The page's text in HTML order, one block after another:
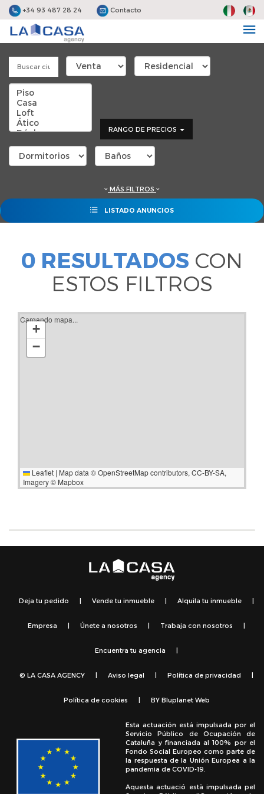
+34 93 487 28 24 Contacto
RANGO DE PRECIOS
MÁS FILTROS
LISTADO ANUNCIOS
0 RESULTADOS CON
ESTOS FILTROS
Cargando mapa...
+
−
Leaflet | Map data ©OpenStreetMapcontributors, CC-BY-SA,
Imagery © Mapbox
Deja tu pedido | Vende tu inmueble | Alquila tu inmueble |
Empresa | Únete a nosotros | Trabaja con nosotros |
Encuentra tu agencia |
© LA CASA AGENCY | Aviso legal | Política de privacidad |
Política de cookies | BY Bluplanet Web
Esta actuación está impulsada por el
Servicio Público de Ocupación de
Cataluña y financiada al 100% por el
Fondo Social Europeo como parte de
la respuesta de la Unión Europea a la
pandemia de COVID-19.
Aquesta actuació està impulsada pel